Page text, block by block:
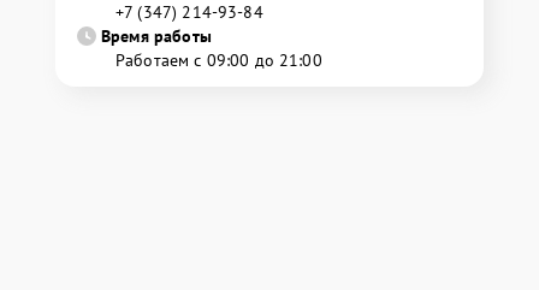
+7 (347) 214-93-84
Время работы
Работаем с 09:00 до 21:00